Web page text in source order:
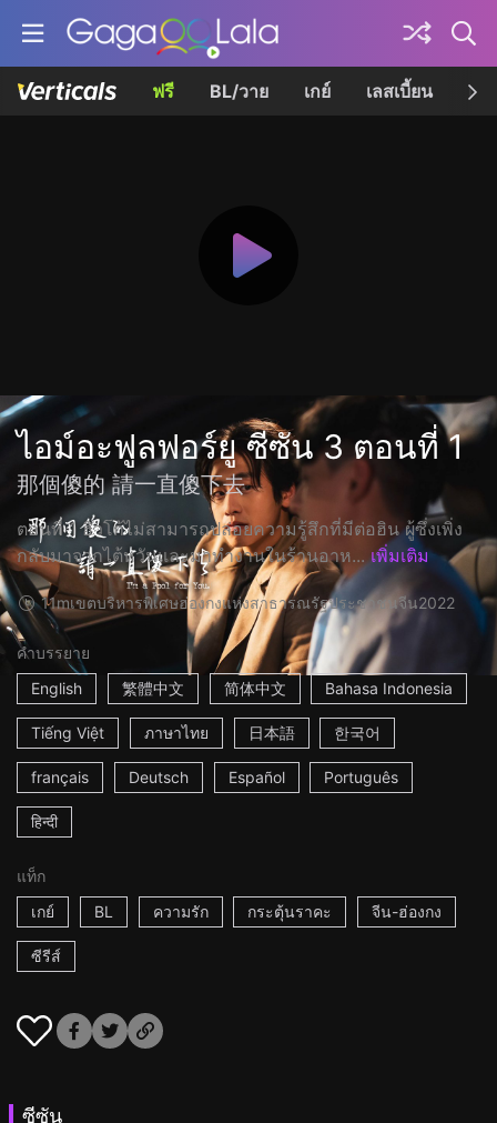
ฟรี BL/วาย เกย์ เลสเบี้ยน เค
ไอม์อะฟูลฟอร์ยู ซีซัน 3 ตอนที่ 1
那個傻的 請一直傻下去
ตอนที่ 1 ฮิวโก้ไม่สามารถปล่อยความรู้สึกที่มีต่อฮิน ผู้ซึ่งเพิ่ง
กลับมาจากไต้หวันและมาทำงานในร้านอาห... เพิ่มเติม
11mเขตบริหารพิเศษฮ่องกงแห่งสาธารณรัฐประชาชนจีน2022
คำบรรยาย
English
繁體中文 简体中文 Bahasa Indonesia
Tiếng Việt ภาษาไทย 日本語 한국어
français Deutsch Español Português
हिन्दी
แท็ก
เกย์
BL ความรัก กระตุ้นราคะ จีน-ฮ่องกง
ซีรีส์
ซีซัน